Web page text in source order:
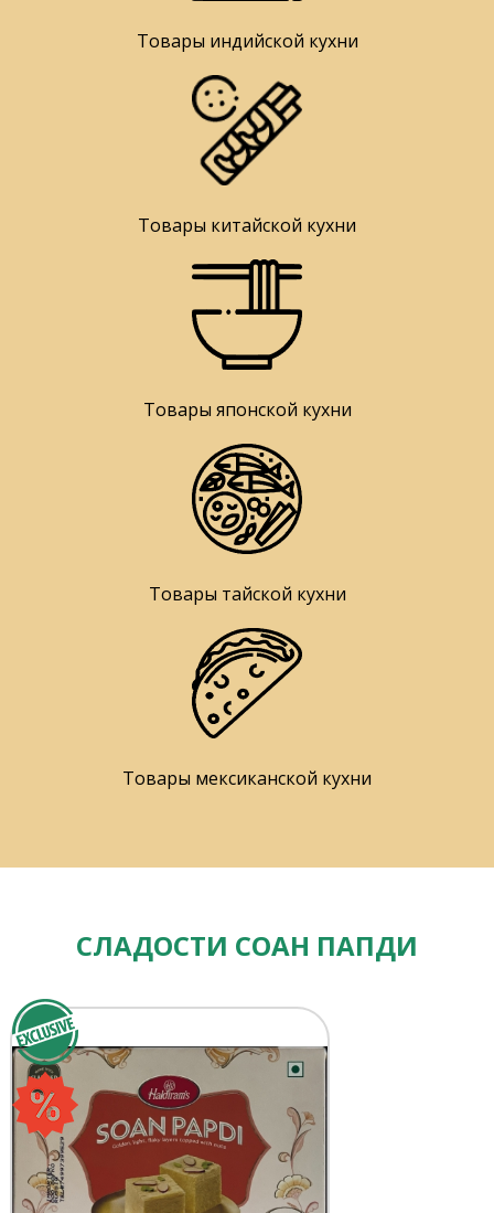
Товары индийской кухни
Товары китайской кухни
Товары японской кухни
Товары тайской кухни
Товары мексиканской кухни
СЛАДОСТИ СОАН ПАПДИ